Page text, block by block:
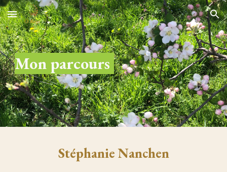
Skip to main content Skip to navigation
Mon parcours
Stéphanie Nanchen